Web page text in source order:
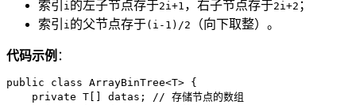
索引 i的左子节点存于2i+1 ，右子节点存于2i+2 ；
索引 i的父节点存于(i-1)/2 （向下取整）。
代码示例 ：
public class ArrayBinTree<T> {
private T[] datas; // 存储节点的数组